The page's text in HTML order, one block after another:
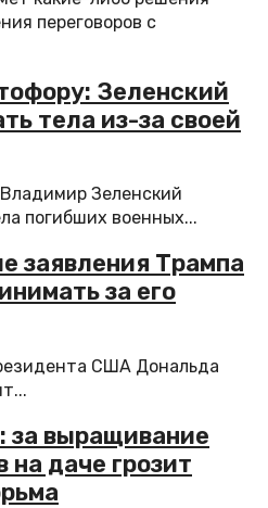
переговоров с
Зеленский
тела из-за своей
Зеленский
погибших военных...
заявления Трампа
за его
США Дональда
за выращивание
на даче грозит